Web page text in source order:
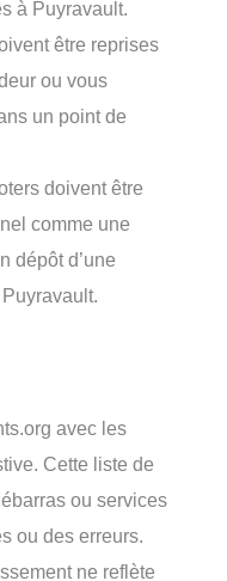
à Puyravault.
être reprises
ou vous
un point de
doivent être
comme une
dépôt d’une
avec les
Cette liste de
ou services
ou des erreurs.
ne reflète